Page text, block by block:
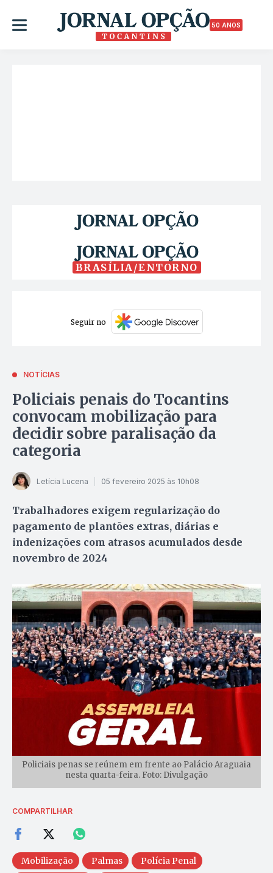
50 ANOS
BRASÍLIA/ENTORNO
Seguir no
NOTÍCIAS
Policiais penais do Tocantins
convocam mobilização para
decidir sobre paralisação da
categoria
Letícia Lucena 05 fevereiro 2025 às 10h08
Trabalhadores exigem regularização do
pagamento de plantões extras, diárias e
indenizações com atrasos acumulados desde
novembro de 2024
Policiais penas se reúnem em frente ao Palácio Araguaia
nesta quarta-feira. Foto: Divulgação
COMPARTILHAR
Mobilização Palmas
Polícia Penal